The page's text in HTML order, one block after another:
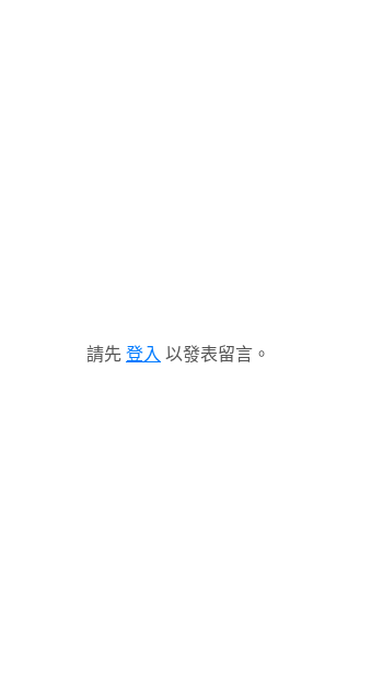
請先 登入 以發表留言。